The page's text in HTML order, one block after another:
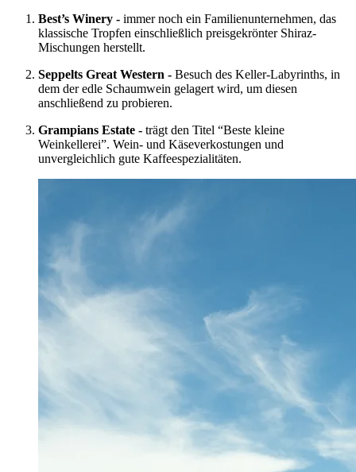
Best’s Winery - immer noch ein Familienunternehmen, das
klassische Tropfen einschließlich preisgekrönter Shiraz-
Mischungen herstellt.
Seppelts Great Western - Besuch des Keller-Labyrinths, in
dem der edle Schaumwein gelagert wird, um diesen
anschließend zu probieren.
Grampians Estate - trägt den Titel “Beste kleine
Weinkellerei”. Wein- und Käseverkostungen und
unvergleichlich gute Kaffeespezialitäten.